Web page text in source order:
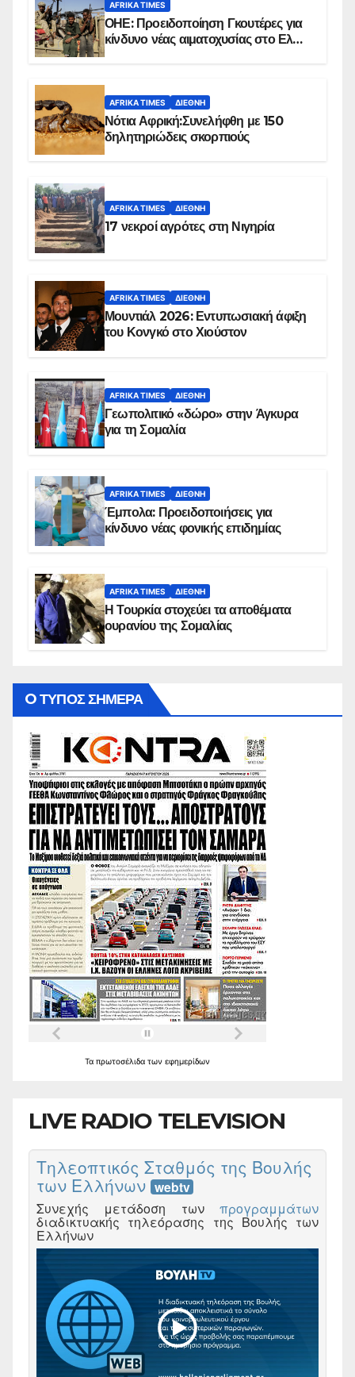
AFRIKA TIMES
ΟΗΕ: Προειδοποίηση Γκουτέρες για
κίνδυνο νέας αιματοχυσίας στο Ελ
AFRIKA TIMES ΔΙΕΘΝΉ
Νότια Αφρική:Συνελήφθη με 150
δηλητηριώδεις σκορπιούς
AFRIKA TIMES ΔΙΕΘΝΉ
17 νεκροί αγρότες στη Νιγηρία
AFRIKA TIMES ΔΙΕΘΝΉ
Μουντιάλ 2026: Εντυπωσιακή άφιξη
του Κονγκό στο Χιούστον
AFRIKA TIMES ΔΙΕΘΝΉ
Γεωπολιτικό «δώρο» στην Άγκυρα
για τη Σομαλία
AFRIKA TIMES ΔΙΕΘΝΉ
Έμπολα: Προειδοποιήσεις για
κίνδυνο νέας φονικής επιδημίας
AFRIKA TIMES ΔΙΕΘΝΉ
Η Τουρκία στοχεύει τα αποθέματα
ουρανίου της Σομαλίας
O ΤΥΠΟΣ ΣΗΜΕΡΑ
Τα πρωτοσέλιδα των εφημερίδων
LIVE RADIO TELEVISION